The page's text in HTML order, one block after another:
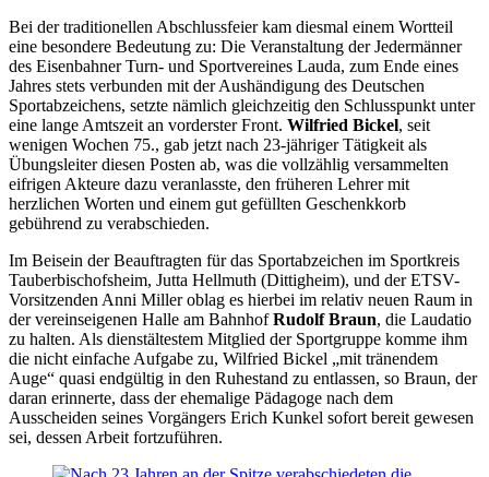
Bei der traditionellen Abschlussfeier kam diesmal einem Wortteil
eine besondere Bedeutung zu: Die Veranstaltung der Jedermänner
des Eisenbahner Turn- und Sportvereines Lauda, zum Ende eines
Jahres stets verbunden mit der Aushändigung des Deutschen
Sportabzeichens, setzte nämlich gleichzeitig den Schlusspunkt unter
eine lange Amtszeit an vorderster Front. Wilfried Bickel, seit
wenigen Wochen 75., gab jetzt nach 23-jähriger Tätigkeit als
Übungsleiter diesen Posten ab, was die vollzählig versammelten
eifrigen Akteure dazu veranlasste, den früheren Lehrer mit
herzlichen Worten und einem gut gefüllten Geschenkkorb
gebührend zu verabschieden.
Im Beisein der Beauftragten für das Sportabzeichen im Sportkreis
Tauberbischofsheim, Jutta Hellmuth (Dittigheim), und der ETSV-
Vorsitzenden Anni Miller oblag es hierbei im relativ neuen Raum in
der vereinseigenen Halle am BahnhofRudolf Braun, die Laudatio
zu halten. Als dienstältestem Mitglied der Sportgruppe komme ihm
die nicht einfache Aufgabe zu, Wilfried Bickel „mit tränendem
Auge“ quasi endgültig in den Ruhestand zu entlassen, so Braun, der
daran erinnerte, dass der ehemalige Pädagoge nach dem
Ausscheiden seines Vorgängers Erich Kunkel sofort bereit gewesen
sei, dessen Arbeit fortzuführen.